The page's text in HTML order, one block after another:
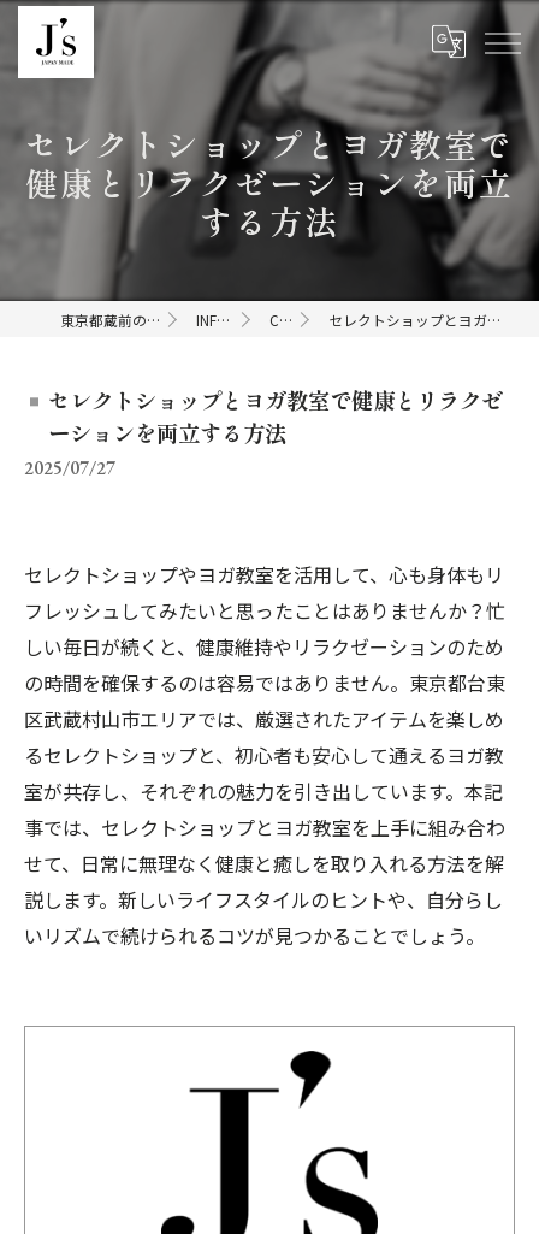
セレクトショップとヨガ教室で
健康とリラクゼーションを両立
する方法
東京都蔵前のセレクトショップならJ's INFORMATION COLUMN セレクトショップとヨガ教室で健康とリラクゼーションを両立する方法
セレクトショップとヨガ教室で健康とリラクゼ
ーションを両立する方法
2025/07/27
セレクトショップやヨガ教室を活用して、心も身体もリ
フレッシュしてみたいと思ったことはありませんか？忙
しい毎日が続くと、健康維持やリラクゼーションのため
の時間を確保するのは容易ではありません。東京都台東
区武蔵村山市エリアでは、厳選されたアイテムを楽しめ
るセレクトショップと、初心者も安心して通えるヨガ教
室が共存し、それぞれの魅力を引き出しています。本記
事では、セレクトショップとヨガ教室を上手に組み合わ
せて、日常に無理なく健康と癒しを取り入れる方法を解
説します。新しいライフスタイルのヒントや、自分らし
いリズムで続けられるコツが見つかることでしょう。